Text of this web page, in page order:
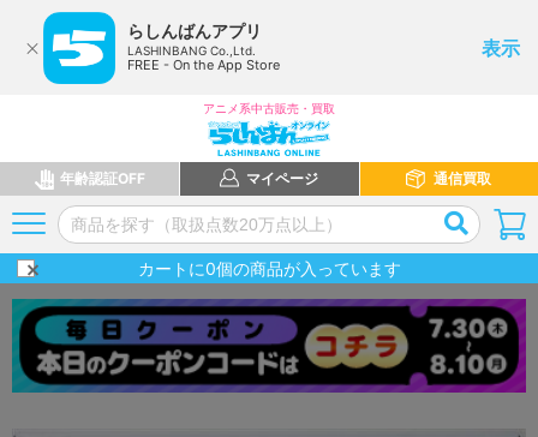
らしんばんアプリ
LASHINBANG Co.,Ltd.
FREE - On the App Store
表示
アニメ系中古販売・買取
年齢認証OFF マイページ 通信買取
カートに0個の商品が入っています